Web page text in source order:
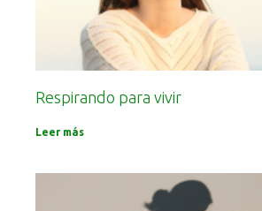
Respirando para vivir
Leer más